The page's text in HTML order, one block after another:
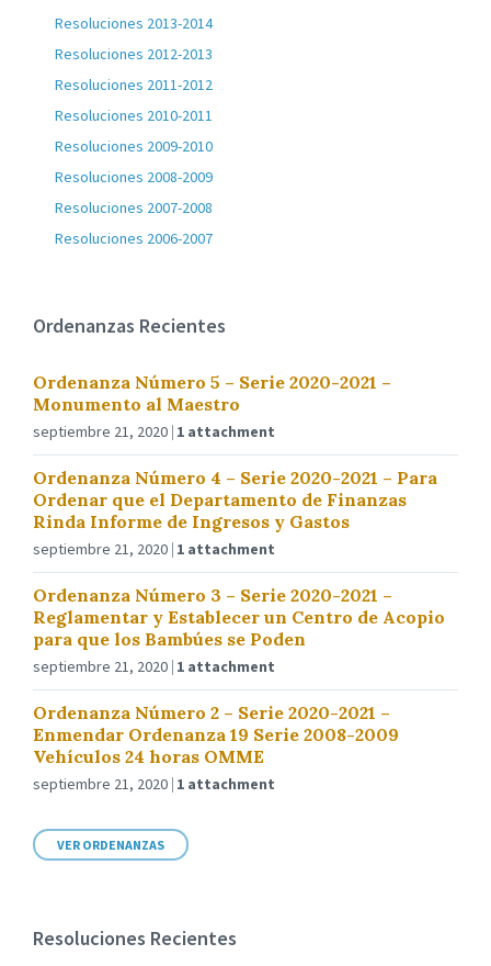
Resoluciones 2013-2014
Resoluciones 2012-2013
Resoluciones 2011-2012
Resoluciones 2010-2011
Resoluciones 2009-2010
Resoluciones 2008-2009
Resoluciones 2007-2008
Resoluciones 2006-2007
Ordenanzas Recientes
Ordenanza Número 5 – Serie 2020-2021 –
Monumento al Maestro
septiembre 21, 2020 1 attachment
Ordenanza Número 4 – Serie 2020-2021 – Para
Ordenar que el Departamento de Finanzas
Rinda Informe de Ingresos y Gastos
septiembre 21, 2020 1 attachment
Ordenanza Número 3 – Serie 2020-2021 –
Reglamentar y Establecer un Centro de Acopio
para que los Bambúes se Poden
septiembre 21, 2020 1 attachment
Ordenanza Número 2 – Serie 2020-2021 –
Enmendar Ordenanza 19 Serie 2008-2009
Vehículos 24 horas OMME
septiembre 21, 2020 1 attachment
VER ORDENANZAS
Resoluciones Recientes